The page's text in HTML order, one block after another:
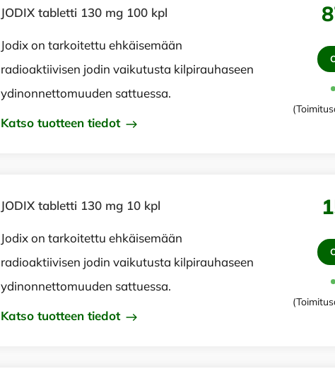
JODIX tabletti 130 mg 100 kpl
Jodix on tarkoitettu ehkäisemään
radioaktiivisen jodin vaikutusta kilpirauhaseen
ydinonnettomuuden sattuessa.
Katso tuotteen tiedot
JODIX tabletti 130 mg 10 kpl
Jodix on tarkoitettu ehkäisemään
radioaktiivisen jodin vaikutusta kilpirauhaseen
ydinonnettomuuden sattuessa.
Katso tuotteen tiedot